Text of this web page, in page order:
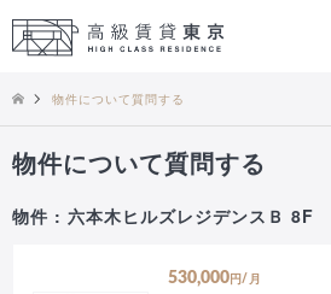
物件について質問する
物件について質問する
物件 : 六本木ヒルズレジデンスＢ 8F
530,000 円/月